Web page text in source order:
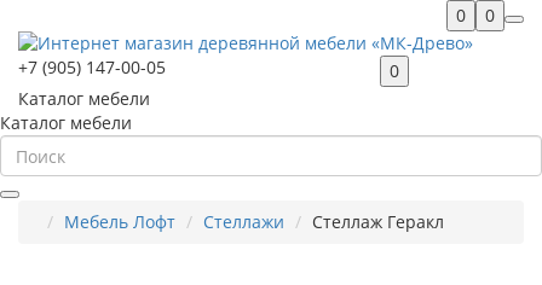
0
0
+7 (905) 147-00-05
0
Каталог мебели
Каталог мебели
Мебель Лофт Стеллажи Стеллаж Геракл